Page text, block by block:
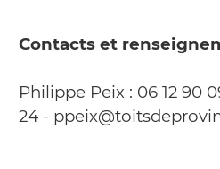
Contacts et
Philippe Peix : 06 12 90
24 -